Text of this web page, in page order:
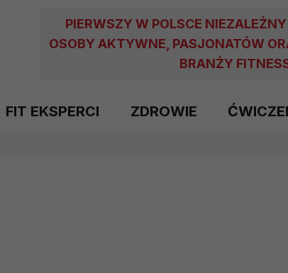
PIERWSZY W POLSCE
OSOBY AKTYWNE, PASJONATÓW
BRANŻY
FIT EKSPERCI ZDROWIE